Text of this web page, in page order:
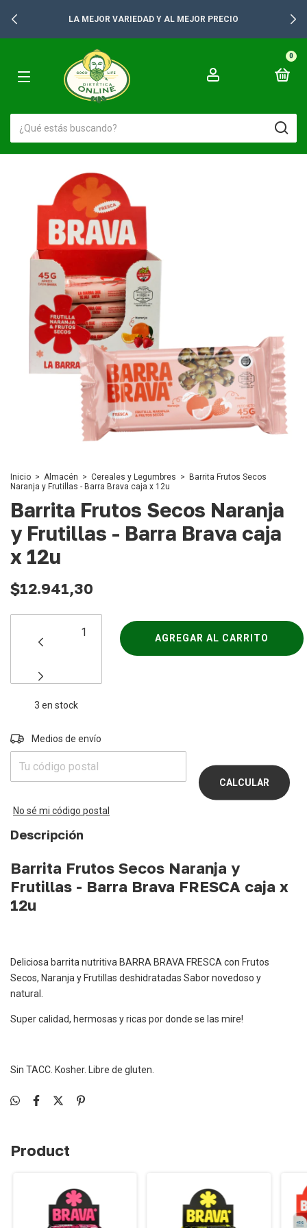
LA MEJOR VARIEDAD Y AL MEJOR PRECIO
0
Inicio > Almacén > Cereales y Legumbres >
Barrita Frutos Secos
Naranja y Frutillas - Barra Brava caja x 12u
Barrita Frutos Secos Naranja
y Frutillas - Barra Brava caja
x 12u
$12.941,30
3 en stock
Entregas para el CP:
Medios de envío
CALCULAR
No sé mi código postal
Descripción
Barrita Frutos Secos Naranja y
Frutillas - Barra Brava FRESCA caja x
12u
Deliciosa barrita nutritiva BARRA BRAVA FRESCA con Frutos
Secos, Naranja y Frutillas deshidratadas Sabor novedoso y
natural.
Super calidad, hermosas y ricas por donde se las mire!
Sin TACC. Kosher. Libre de gluten.
Product